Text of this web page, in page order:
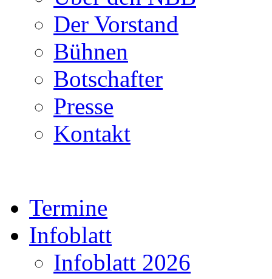
Der Vorstand
Bühnen
Botschafter
Presse
Kontakt
Termine
Infoblatt
Infoblatt 2026